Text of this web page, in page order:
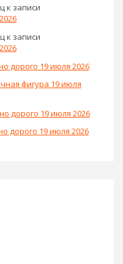
к записи
к записи
дорого 19 июля 2026
фигура 19 июля
дорого 19 июля 2026
дорого 19 июля 2026